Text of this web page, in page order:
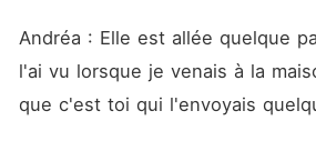
Andréa : Elle est allée quelque
l'ai vu lorsque je venais à la
que c'est toi qui l'envoyais